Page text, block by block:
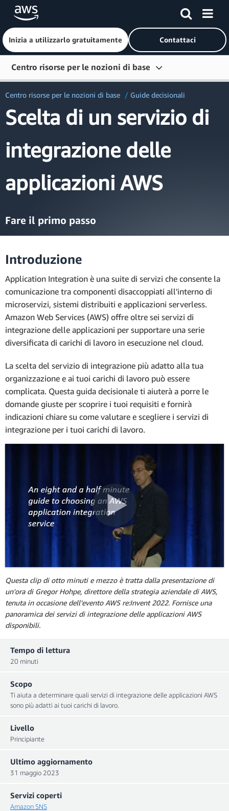
Passa al contenuto principale
Inizia a utilizzarlo gratuitamente Contattaci
Centro risorse per le nozioni di base
Impara
Strumenti per sviluppatori
Esplora per anno
Centro risorse per le nozioni di base Guide decisionali
Scelta di un servizio di
integrazione delle
applicazioni AWS
Fare il primo passo
Introduzione
Application Integration è una suite di servizi che consente la
comunicazione tra componenti disaccoppiati all'interno di
microservizi, sistemi distribuiti e applicazioni serverless.
Amazon Web Services (AWS) offre oltre sei servizi di
integrazione delle applicazioni per supportare una serie
diversificata di carichi di lavoro in esecuzione nel cloud.
La scelta del servizio di integrazione più adatto alla tua
organizzazione e ai tuoi carichi di lavoro può essere
complicata. Questa guida decisionale ti aiuterà a porre le
domande giuste per scoprire i tuoi requisiti e fornirà
indicazioni chiare su come valutare e scegliere i servizi di
integrazione per i tuoi carichi di lavoro.
Questa clip di otto minuti e mezzo è tratta dalla presentazione di
un'ora di Gregor Hohpe, direttore della strategia aziendale di AWS,
tenuta in occasione dell’evento AWS re:Invent 2022. Fornisce una
panoramica dei servizi di integrazione delle applicazioni AWS
disponibili.
Tempo di lettura
20 minuti
Scopo
Ti aiuta a determinare quali servizi di integrazione delle applicazioni AWS
sono più adatti ai tuoi carichi di lavoro.
Livello
Principiante
Ultimo aggiornamento
31 maggio 2023
Servizi coperti
Amazon SNS